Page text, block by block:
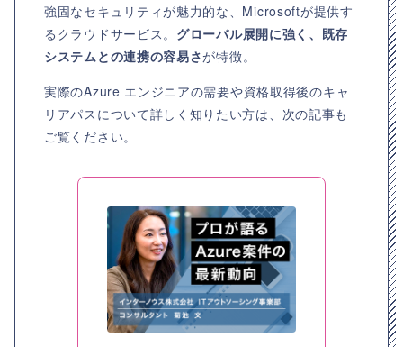
強固なセキュリティが魅力的な、Microsoftが提供す
るクラウドサービス。 グローバル展開に強く、既存
システムとの連携の容易さが特徴。
実際のAzure エンジニアの需要や資格取得後のキャ
リアパスについて詳しく知りたい方は、次の記事も
ご覧ください。